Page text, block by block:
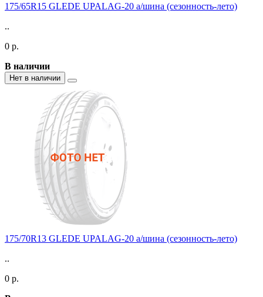
175/65R15 GLEDE UPALAG-20 а/шина (сезонность-лето)
..
0 р.
В наличии
Нет в наличии
175/70R13 GLEDE UPALAG-20 а/шина (сезонность-лето)
..
0 р.